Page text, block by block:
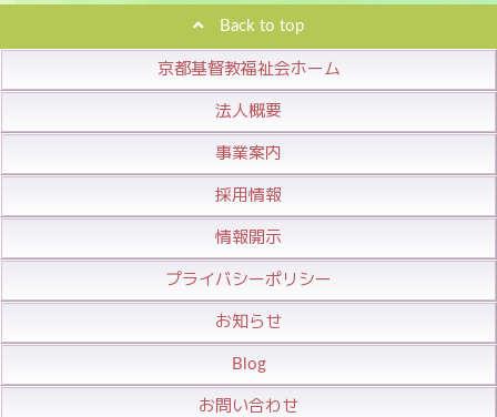
Back to top
京都基督教福祉会ホーム
法人概要
事業案内
採用情報
情報開示
プライバシーポリシー
お知らせ
Blog
お問い合わせ